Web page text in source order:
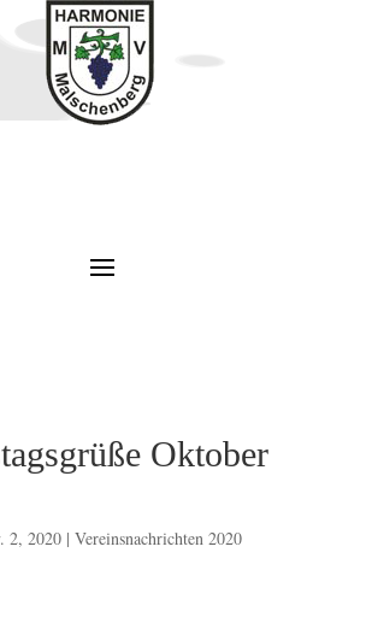
Oktober
2, 2020| Vereinsnachrichten 2020